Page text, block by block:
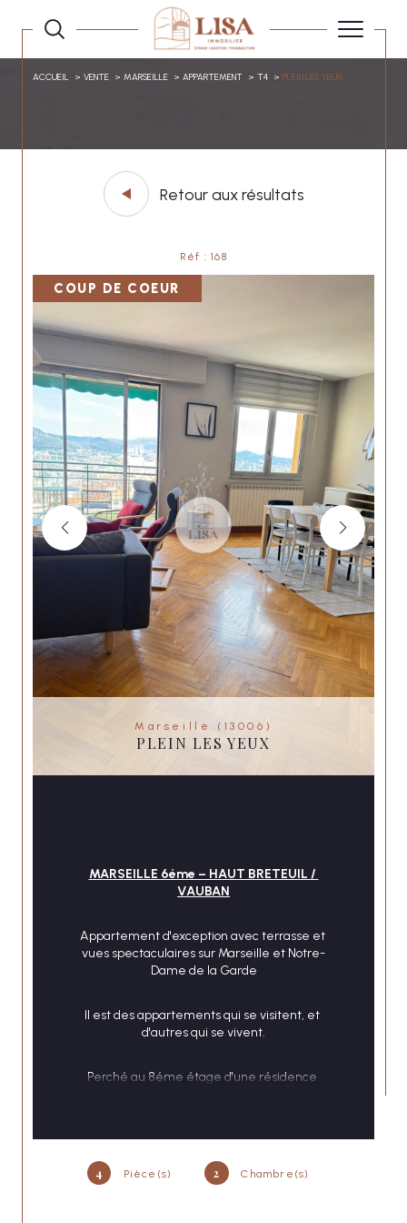
ACCUEIL VENTE MARSEILLE APPARTEMENT T4 PLEIN LES YEUX
Retour aux résultats
Réf : 168
COUP DE COEUR
Marseille (13006)
PLEIN LES YEUX
4 Pièce(s) 2 Chambre(s)
MARSEILLE 6éme – HAUT BRETEUIL /
VAUBAN
Appartement d'exception avec terrasse et
vues spectaculaires sur Marseille et Notre-
Dame de la Garde
Il est des appartements qui se visitent, et
d'autres qui se vivent.
Perché au 8éme étage d'une résidence
panoramique sur Marseille d'un côté,
l'emblématique Notre-Dame de la Garde de